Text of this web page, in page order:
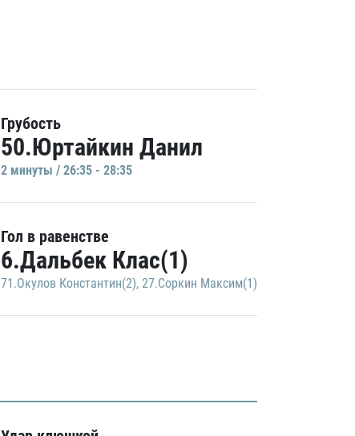
Грубость
50.Юртайкин Данил
2 минуты / 26:35 - 28:35
Гол в равенстве
6.Дальбек Клас(1)
71.Окулов Константин(2), 27.Соркин Максим(1)